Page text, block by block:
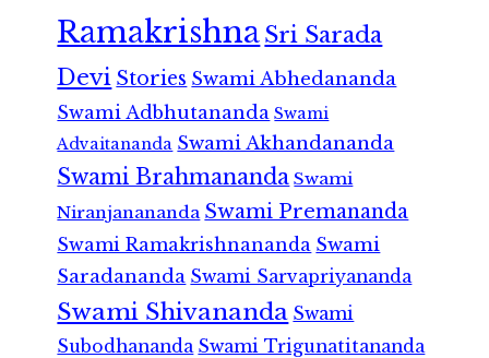
RamakrishnaSri Sarada
Devi Stories Swami Abhedananda
Swami Adbhutananda Swami
Advaitananda Swami Akhandananda
Swami Brahmananda Swami
Niranjanananda Swami Premananda
Swami Ramakrishnananda Swami
Saradananda Swami Sarvapriyananda
Swami Shivananda Swami
Subodhananda Swami Trigunatitananda